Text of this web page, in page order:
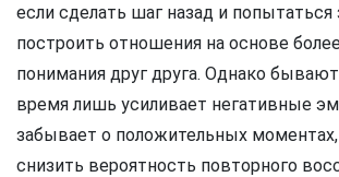
если сделать шаг назад и попытаться
построить отношения на основе
понимания друг друга. Однако бывают
время лишь усиливает негативные
забывает о положительных
снизить вероятность повторного